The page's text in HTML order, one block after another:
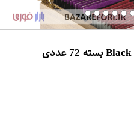
چای کیسه ای مخلوط مدل Black Line بسته 72 عددی